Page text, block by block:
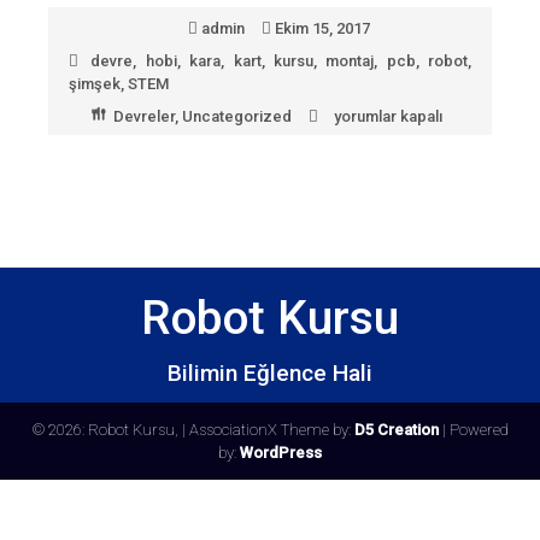
admin
Ekim 15, 2017
devre, hobi, kara, kart, kursu, montaj, pcb, robot,
şimşek, STEM
Devreler, Uncategorized
Kara
yorumlar kapalı
Robot Kursu
Bilimin Eğlence Hali
© 2026: Robot Kursu, | AssociationX Theme by: D5 Creation| Powered
by: WordPress